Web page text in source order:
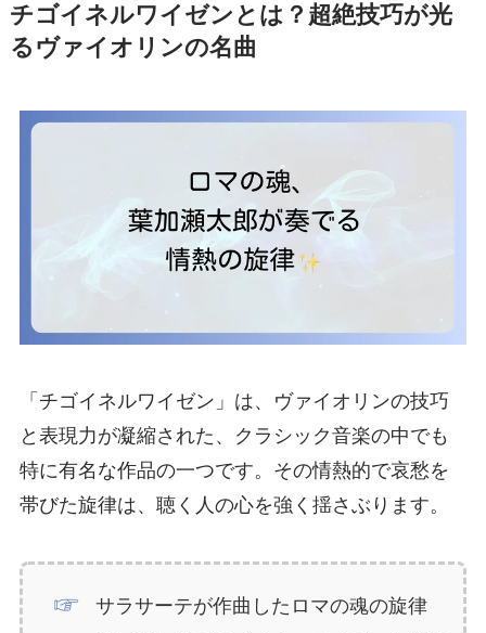
チゴイネルワイゼンとは？超絶技巧が光
るヴァイオリンの名曲
「チゴイネルワイゼン」は、ヴァイオリンの技巧
と表現力が凝縮された、クラシック音楽の中でも
特に有名な作品の一つです。その情熱的で哀愁を
帯びた旋律は、聴く人の心を強く揺さぶります。
サラサーテが作曲したロマの魂の旋律